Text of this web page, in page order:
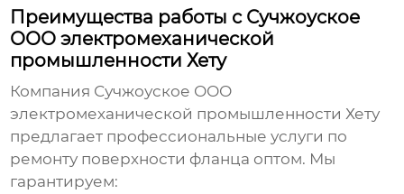
Преимущества работы с Сучжоуское
ООО электромеханической
промышленности Хету
Компания Сучжоуское ООО
электромеханической промышленности Хету
предлагает профессиональные услуги по
ремонту поверхности фланца оптом. Мы
гарантируем: